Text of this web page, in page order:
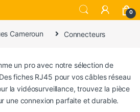
0
Cameroun Connecteurs
un pro avec notre sélection de
fiches RJ45 pour vos câbles réseau
la vidéosurveillance, trouvez la pièce
une connexion parfaite et durable.